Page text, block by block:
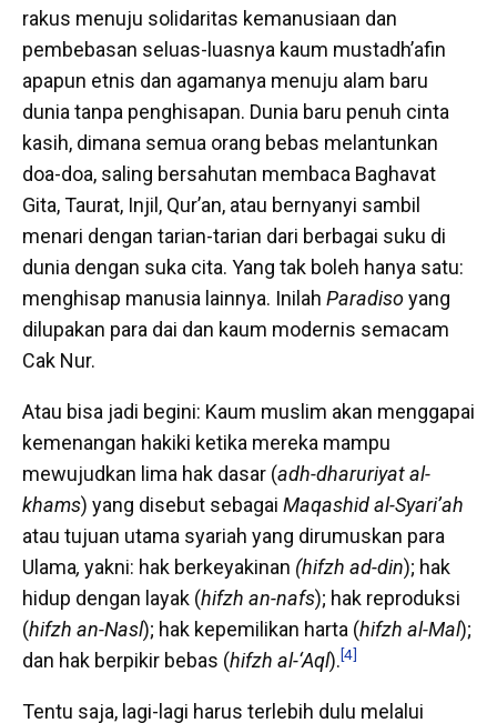
rakus menuju solidaritas kemanusiaan dan
pembebasan seluas-luasnya kaum mustadh’afin
apapun etnis dan agamanya menuju alam baru
dunia tanpa penghisapan. Dunia baru penuh cinta
kasih, dimana semua orang bebas melantunkan
doa-doa, saling bersahutan membaca Baghavat
Gita, Taurat, Injil, Qur’an, atau bernyanyi sambil
menari dengan tarian-tarian dari berbagai suku di
dunia dengan suka cita. Yang tak boleh hanya satu:
menghisap manusia lainnya. Inilah Paradisoyang
dilupakan para dai dan kaum modernis semacam
Cak Nur.
Atau bisa jadi begini: Kaum muslim akan menggapai
kemenangan hakiki ketika mereka mampu
mewujudkan lima hak dasar (adh-dharuriyat al-
khams) yang disebut sebagai Maqashid al-Syari’ah
atau tujuan utama syariah yang dirumuskan para
Ulama, yakni: hak berkeyakinan (hifzh ad-din); hak
hidup dengan layak (hifzh an-nafs); hak reproduksi
(hifzh an-Nasl); hak kepemilikan harta (hifzh al-Mal);
dan hak berpikir bebas (hifzh al-‘Aql).[4]
Tentu saja, lagi-lagi harus terlebih dulu melalui